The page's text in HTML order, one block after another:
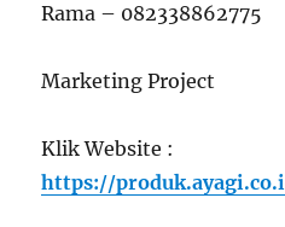
Rama – 082338862775
Marketing Project
Klik Website :
https://